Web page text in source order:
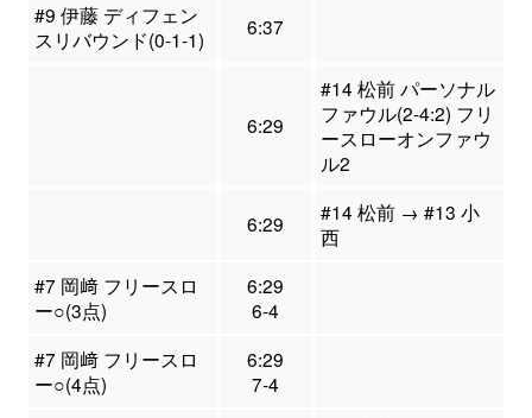
#9 伊藤 ディフェン
スリバウンド(0-1-1)
6:37
6:29
#14 松前 パーソナル
ファウル(2-4:2) フリ
ースローオンファウ
ル2
6:29
#14 松前 → #13 小
西
#7 岡﨑 フリースロ
ー○(3点)
6:29
6-4
#7 岡﨑 フリースロ
ー○(4点)
6:29
7-4